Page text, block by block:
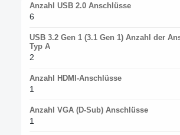
Anzahl USB 2.0 Anschlüsse
6
USB 3.2 Gen 1 (3.1 Gen 1) Anzahl der
Typ A
2
Anzahl HDMI-Anschlüsse
1
Anzahl VGA (D-Sub) Anschlüsse
1